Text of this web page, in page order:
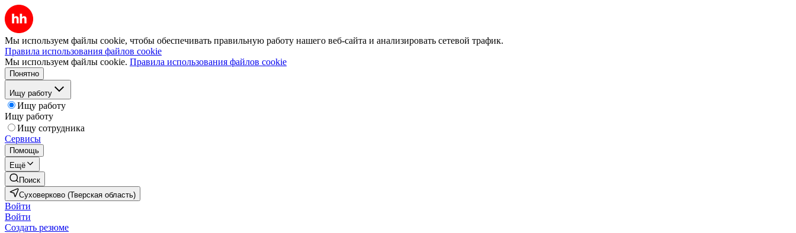
Мы используем файлы cookie, чтобы обеспечивать правильную работу нашего веб-сайта и анализировать сетевой трафик.
Правила использования файлов cookie
Мы используем файлы cookie. Правила использования файлов cookie
Понятно
Ищу работу
Ищу работу
Ищу работу
Ищу сотрудника
Сервисы
Помощь
Ещё
Поиск
Суховерково (Тверская область)
Войти
Войти
Создать резюме